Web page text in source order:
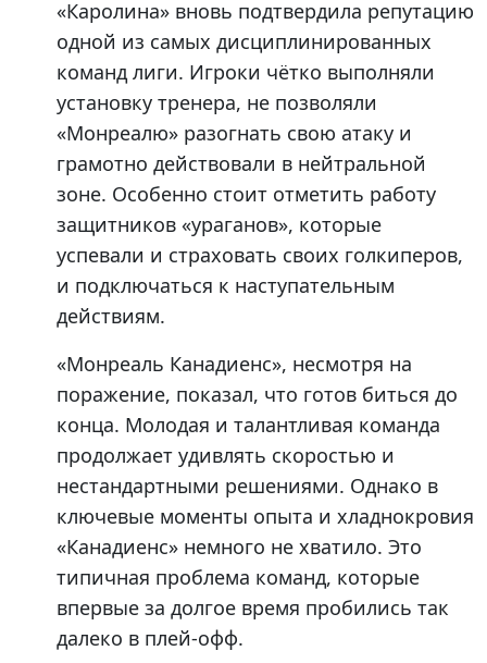
«Каролина» вновь подтвердила репутацию
одной из самых дисциплинированных
команд лиги. Игроки чётко выполняли
установку тренера, не позволяли
«Монреалю» разогнать свою атаку и
грамотно действовали в нейтральной
зоне. Особенно стоит отметить работу
защитников «ураганов», которые
успевали и страховать своих голкиперов,
и подключаться к наступательным
действиям.
«Монреаль Канадиенс», несмотря на
поражение, показал, что готов биться до
конца. Молодая и талантливая команда
продолжает удивлять скоростью и
нестандартными решениями. Однако в
ключевые моменты опыта и хладнокровия
«Канадиенс» немного не хватило. Это
типичная проблема команд, которые
впервые за долгое время пробились так
далеко в плей-офф.